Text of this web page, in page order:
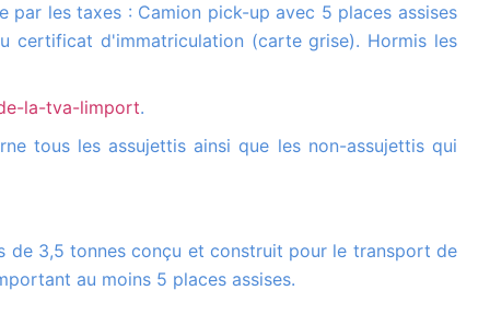
par les taxes : Camion pick-up avec 5 places assises
certificat d'immatriculation (carte grise). Hormis les
la-tva-limport.
au moins 5 places assises.